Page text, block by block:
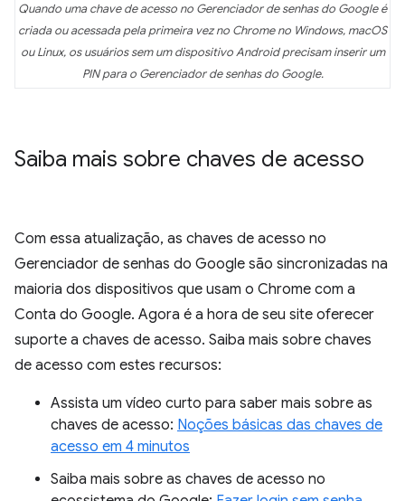
Quando uma chave de acesso no Gerenciador de senhas do Google é
criada ou acessada pela primeira vez no Chrome no Windows, macOS
ou Linux, os usuários sem um dispositivo Android precisam inserir um
PIN para o Gerenciador de senhas do Google.
Saiba mais sobre chaves de acesso
Com essa atualização, as chaves de acesso no
Gerenciador de senhas do Google são sincronizadas na
maioria dos dispositivos que usam o Chrome com a
Conta do Google. Agora é a hora de seu site oferecer
suporte a chaves de acesso. Saiba mais sobre chaves
de acesso com estes recursos:
Assista um vídeo curto para saber mais sobre as
chaves de acesso: Noções básicas das chaves de
acesso em 4 minutos
Saiba mais sobre as chaves de acesso no